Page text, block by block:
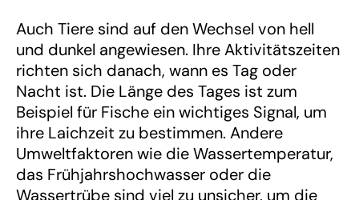
Auch Tiere sind auf den Wechsel von hell
und dunkel angewiesen. Ihre Aktivitätszeiten
richten sich danach, wann es Tag oder
Nacht ist. Die Länge des Tages ist zum
Beispiel für Fische ein wichtiges Signal, um
ihre Laichzeit zu bestimmen. Andere
Umweltfaktoren wie die Wassertemperatur,
das Frühjahrshochwasser oder die
Wassertrübe sind viel zu unsicher, um die